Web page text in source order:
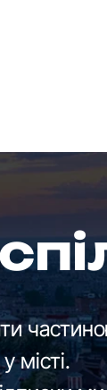
місті.